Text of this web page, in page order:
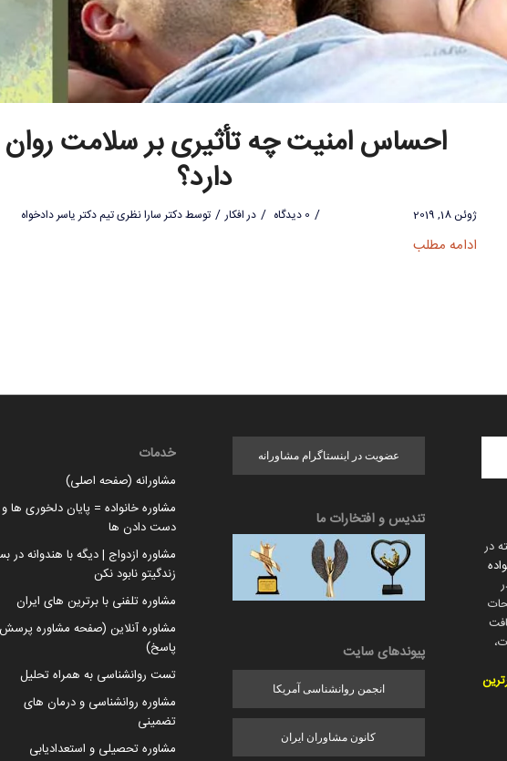
احساس امنیت چه تأثیری بر سلامت روان
دارد؟
ژوئن 18, 2019 / 0 دیدگاه / درافکار / توسطدکتر سارا نظری تیم دکتر یاسر دادخواه
ادامه مطلب
ساعته در
عضویت در اینستاگرام مشاورانه
تندیس و افتخارات ما
پیوندهای سایت
انجمن روانشناسی آمریکا
کانون مشاوران ایران
خدمات
مشاورانه (صفحه اصلی)
مشاوره خانواده = پایان دلخوری ها و
دست دادن ها
مشاوره ازدواج | دیگه با هندوانه در
زندگیتو نابود نکن
مشاوره تلفنی با برترین های ایران
مشاوره آنلاین (صفحه مشاوره
پاسخ)
تست روانشناسی به همراه تحلیل
مشاوره روانشناسی و درمان های
تضمینی
مشاوره تحصیلی و استعدادیابی